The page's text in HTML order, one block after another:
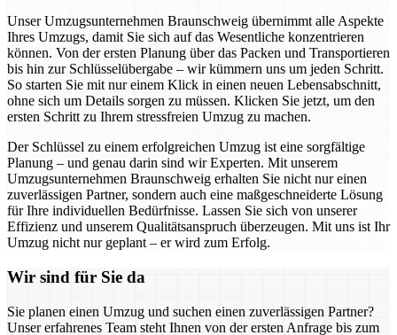
Unser Umzugsunternehmen Braunschweig übernimmt alle Aspekte
Ihres Umzugs, damit Sie sich auf das Wesentliche konzentrieren
können. Von der ersten Planung über das Packen und Transportieren
bis hin zur Schlüsselübergabe – wir kümmern uns um jeden Schritt.
So starten Sie mit nur einem Klick in einen neuen Lebensabschnitt,
ohne sich um Details sorgen zu müssen. Klicken Sie jetzt, um den
ersten Schritt zu Ihrem stressfreien Umzug zu machen.
Der Schlüssel zu einem erfolgreichen Umzug ist eine sorgfältige
Planung – und genau darin sind wir Experten. Mit unserem
Umzugsunternehmen Braunschweig erhalten Sie nicht nur einen
zuverlässigen Partner, sondern auch eine maßgeschneiderte Lösung
für Ihre individuellen Bedürfnisse. Lassen Sie sich von unserer
Effizienz und unserem Qualitätsanspruch überzeugen. Mit uns ist Ihr
Umzug nicht nur geplant – er wird zum Erfolg.
Wir sind für Sie da
Sie planen einen Umzug und suchen einen zuverlässigen Partner?
Unser erfahrenes Team steht Ihnen von der ersten Anfrage bis zum